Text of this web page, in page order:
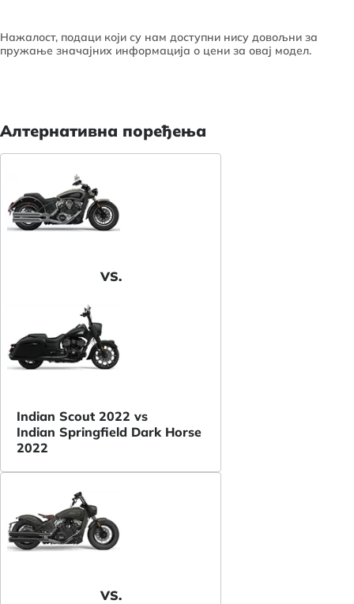
Нажалост, подаци који су нам доступни нису довољни за
пружање значајних информација о цени за овај модел.
Алтернативна поређења
VS.
Indian Scout 2022 vs
Indian Springfield Dark Horse
2022
VS.